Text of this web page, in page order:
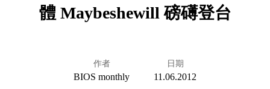
體 Maybeshewill 磅礡登台
作者
BIOS monthly
日期
11.06.2012